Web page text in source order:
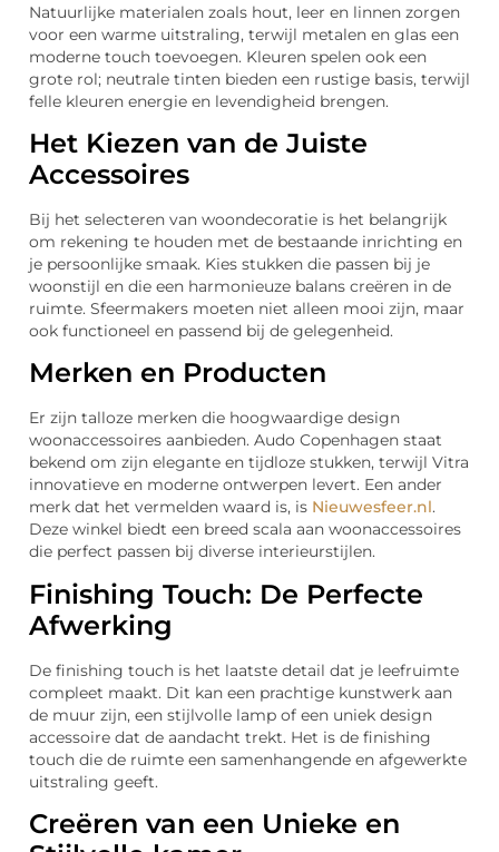
Natuurlijke materialen zoals hout, leer en linnen zorgen
voor een warme uitstraling, terwijl metalen en glas een
moderne touch toevoegen. Kleuren spelen ook een
grote rol; neutrale tinten bieden een rustige basis, terwijl
felle kleuren energie en levendigheid brengen.
Het Kiezen van de Juiste
Accessoires
Bij het selecteren van woondecoratie is het belangrijk
om rekening te houden met de bestaande inrichting en
je persoonlijke smaak. Kies stukken die passen bij je
woonstijl en die een harmonieuze balans creëren in de
ruimte. Sfeermakers moeten niet alleen mooi zijn, maar
ook functioneel en passend bij de gelegenheid.
Merken en Producten
Er zijn talloze merken die hoogwaardige design
woonaccessoires aanbieden. Audo Copenhagen staat
bekend om zijn elegante en tijdloze stukken, terwijl Vitra
innovatieve en moderne ontwerpen levert. Een ander
merk dat het vermelden waard is, is Nieuwesfeer.nl.
Deze winkel biedt een breed scala aan woonaccessoires
die perfect passen bij diverse interieurstijlen.
Finishing Touch: De Perfecte
Afwerking
De finishing touch is het laatste detail dat je leefruimte
compleet maakt. Dit kan een prachtige kunstwerk aan
de muur zijn, een stijlvolle lamp of een uniek design
accessoire dat de aandacht trekt. Het is de finishing
touch die de ruimte een samenhangende en afgewerkte
uitstraling geeft.
Creëren van een Unieke en